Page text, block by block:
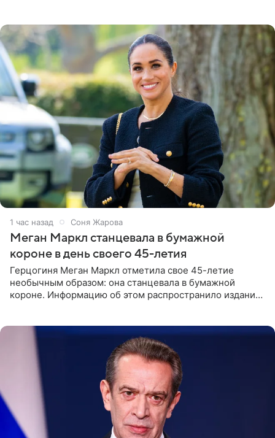
1 час назад Соня Жарова
Меган Маркл станцевала в бумажной
короне в день своего 45-летия
Герцогиня Меган Маркл отметила свое 45-летие
необычным образом: она станцевала в бумажной
короне. Информацию об этом распространило издание